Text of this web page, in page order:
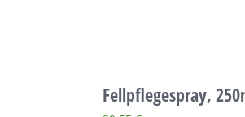
Fellpflegespray,